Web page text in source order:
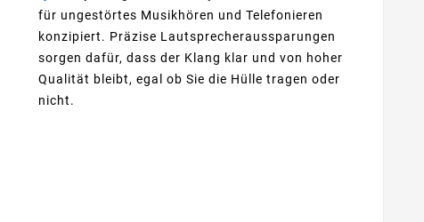
für ungestörtes Musikhören und Telefonieren
konzipiert. Präzise Lautsprecheraussparungen
sorgen dafür, dass der Klang klar und von hoher
Qualität bleibt, egal ob Sie die Hülle tragen oder
nicht.